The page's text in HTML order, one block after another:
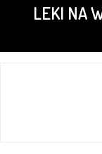
content
LEKI NA